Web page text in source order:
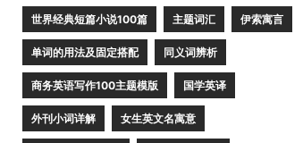
世界经典短篇小说100篇 主题词汇 伊索寓言
单词的用法及固定搭配 同义词辨析
商务英语写作100主题模版 国学英译
外刊小词详解 女生英文名寓意